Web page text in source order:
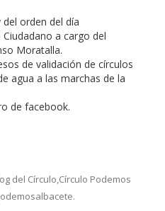
orden del día
a cargo del
Moratalla.
de validación de círculos
agua a las marchas de la
de facebook.
del Círculo,Círculo Podemos
.